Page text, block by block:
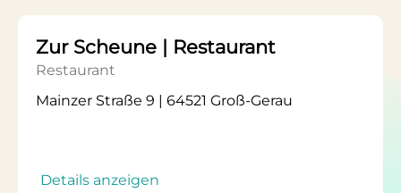
Zur Scheune | Restaurant
Restaurant
Mainzer Straße 9 | 64521 Groß-Gerau
Details anzeigen